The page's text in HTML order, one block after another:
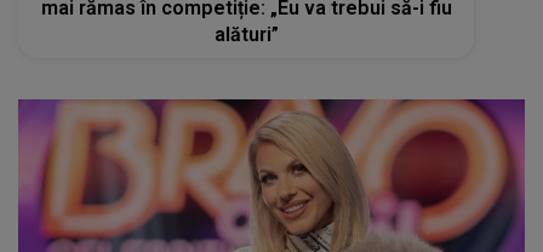
mai rămas în competiție: „Eu va trebui să-i fiu
alături”